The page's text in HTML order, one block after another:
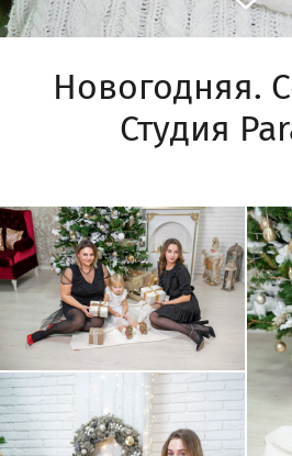
Новогодняя.
Студия